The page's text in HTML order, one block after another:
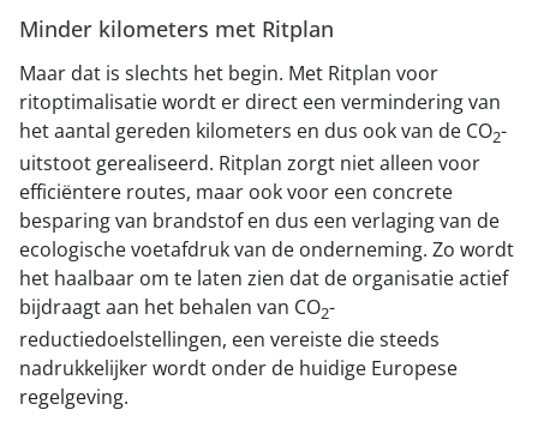
Minder kilometers met Ritplan
Maar dat is slechts het begin. Met Ritplan voor
ritoptimalisatie wordt er direct een vermindering van
het aantal gereden kilometers en dus ook van de CO2-
uitstoot gerealiseerd. Ritplan zorgt niet alleen voor
efficiëntere routes, maar ook voor een concrete
besparing van brandstof en dus een verlaging van de
ecologische voetafdruk van de onderneming. Zo wordt
het haalbaar om te laten zien dat de organisatie actief
bijdraagt aan het behalen van CO2-
reductiedoelstellingen, een vereiste die steeds
nadrukkelijker wordt onder de huidige Europese
regelgeving.